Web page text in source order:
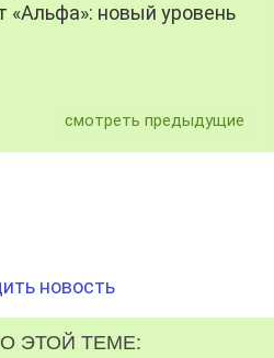
«Альфа»: новый уровень
смотреть предыдущие
новость
ЭТОЙ ТЕМЕ: